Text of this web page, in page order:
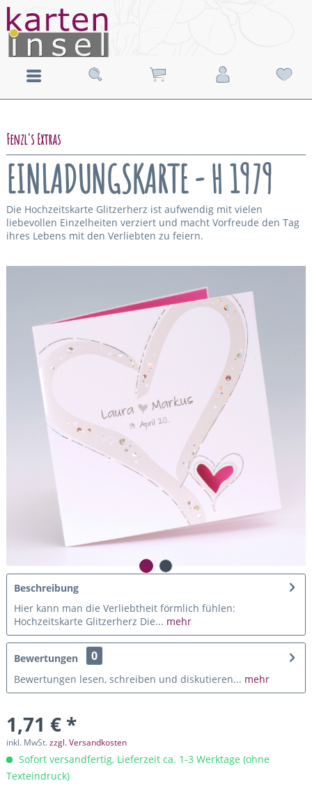
Fenzl's Extras
EINLADUNGSKARTE - H 1979
Die Hochzeitskarte Glitzerherz ist aufwendig mit vielen
liebevollen Einzelheiten verziert und macht Vorfreude den Tag
ihres Lebens mit den Verliebten zu feiern.
Beschreibung
Hier kann man die Verliebtheit förmlich fühlen:
Hochzeitskarte Glitzerherz Die... mehr
Bewertungen 0
Bewertungen lesen, schreiben und diskutieren... mehr
1,71 € *
inkl. MwSt.zzgl. Versandkosten
Sofort versandfertig, Lieferzeit ca. 1-3 Werktage (ohne
Texteindruck)